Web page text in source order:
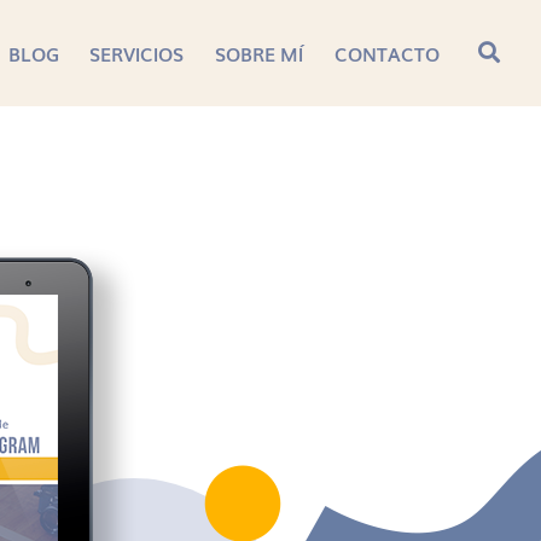
BLOG SERVICIOS SOBRE MÍ CONTACTO